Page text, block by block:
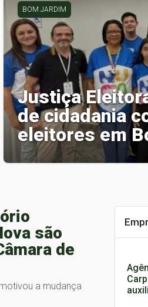
BOM JARDIM
Justiça
de cidadania
eleitores em
são
de
a mudança